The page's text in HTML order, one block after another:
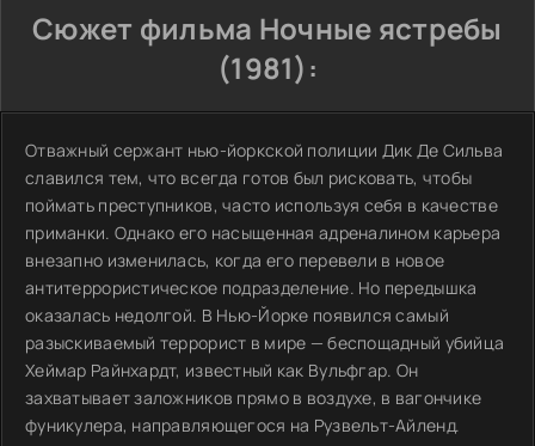
Сюжет фильма Ночные ястребы
(1981):
Отважный сержант нью-йоркской полиции Дик Де Сильва
славился тем, что всегда готов был рисковать, чтобы
поймать преступников, часто используя себя в качестве
приманки. Однако его насыщенная адреналином карьера
внезапно изменилась, когда его перевели в новое
антитеррористическое подразделение. Но передышка
оказалась недолгой. В Нью-Йорке появился самый
разыскиваемый террорист в мире — беспощадный убийца
Хеймар Райнхардт, известный как Вульфгар. Он
захватывает заложников прямо в воздухе, в вагончике
фуникулера, направляющегося на Рузвельт-Айленд.